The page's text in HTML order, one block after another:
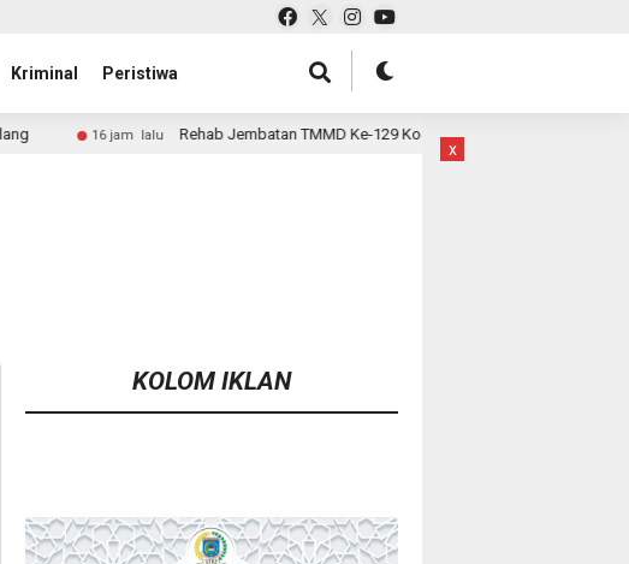
Kriminal Peristiwa
Rehab Jembatan TMMD Ke-129 Kodim 1807/Sorsel Hampir Rampung, Perkuat Akses
KOLOM IKLAN
x